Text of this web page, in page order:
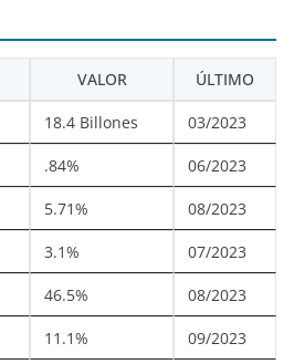
VALOR ÚLTIMO
18.4 Billones 03/2023
.84% 06/2023
5.71% 08/2023
3.1% 07/2023
46.5% 08/2023
11.1% 09/2023